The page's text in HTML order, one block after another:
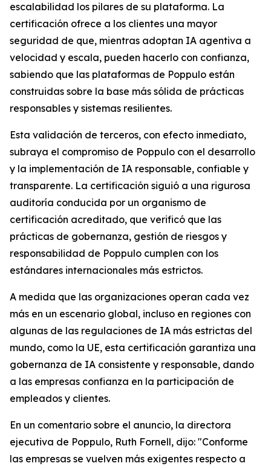
escalabilidad los pilares de su plataforma. La
certificación ofrece a los clientes una mayor
seguridad de que, mientras adoptan IA agentiva a
velocidad y escala, pueden hacerlo con confianza,
sabiendo que las plataformas de Poppulo están
construidas sobre la base más sólida de prácticas
responsables y sistemas resilientes.
Esta validación de terceros, con efecto inmediato,
subraya el compromiso de Poppulo con el desarrollo
y la implementación de IA responsable, confiable y
transparente. La certificación siguió a una rigurosa
auditoría conducida por un organismo de
certificación acreditado, que verificó que las
prácticas de gobernanza, gestión de riesgos y
responsabilidad de Poppulo cumplen con los
estándares internacionales más estrictos.
A medida que las organizaciones operan cada vez
más en un escenario global, incluso en regiones con
algunas de las regulaciones de IA más estrictas del
mundo, como la UE, esta certificación garantiza una
gobernanza de IA consistente y responsable, dando
a las empresas confianza en la participación de
empleados y clientes.
En un comentario sobre el anuncio, la directora
ejecutiva de Poppulo, Ruth Fornell, dijo: "Conforme
las empresas se vuelven más exigentes respecto a